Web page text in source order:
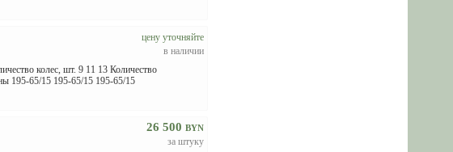
цену уточняйте
в наличии
колес, шт. 9 11 13 Количество
195-65/15 195-65/15 195-65/15
26 500 BYN
за штуку